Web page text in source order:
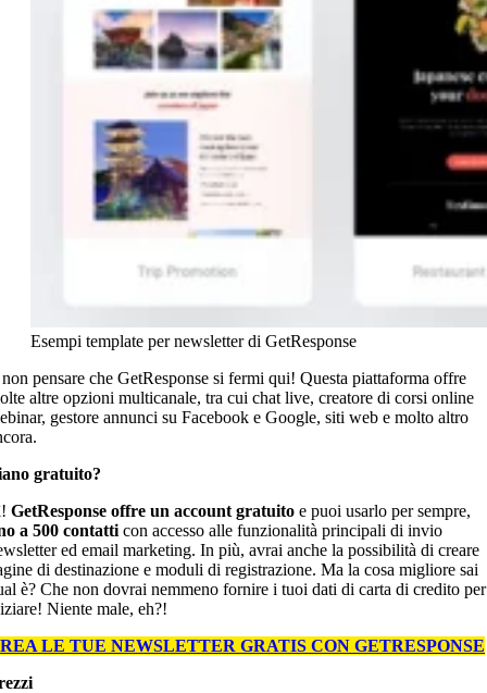
Esempi template per newsletter di GetResponse
pensare che GetResponse si fermi qui! Questa piattaforma offre
altre opzioni multicanale, tra cui chat live, creatore di corsi online
gestore annunci su Facebook e Google, siti web e molto altro
gratuito?
GetResponse offre un account gratuito e puoi usarlo per sempre,
a 500 contatti con accesso alle funzionalità principali di invio
ed email marketing. In più, avrai anche la possibilità di creare
di destinazione e moduli di registrazione. Ma la cosa migliore sai
è? Che non dovrai nemmeno fornire i tuoi dati di carta di credito per
Niente male, eh?!
LE TUE NEWSLETTER GRATIS CON GETRESPONSE